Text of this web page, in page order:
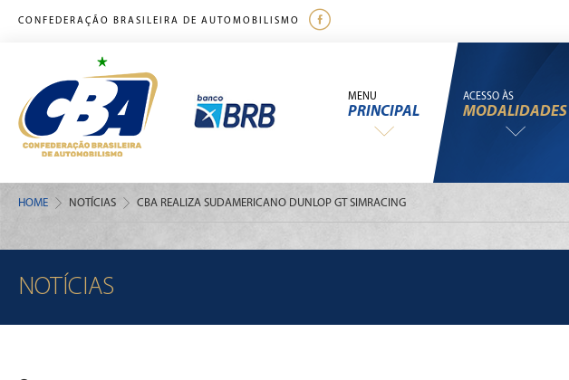
CONFEDERAÇÃO BRASILEIRA DE AUTOMOBILISMO
MENU
PRINCIPAL
ACESSO ÀS
MODALIDADES
HOME NOTÍCIAS CBA REALIZA SUDAMERICANO DUNLOP GT SIMRACING
NOTÍCIAS